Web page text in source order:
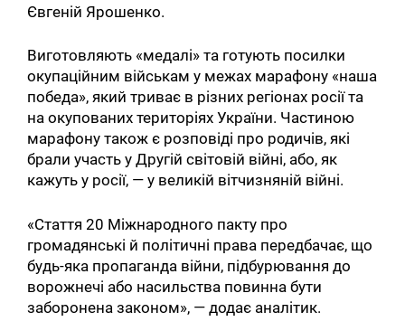
Євгеній Ярошенко.
Виготовляють «медалі» та готують посилки
окупаційним військам у межах марафону «наша
победа», який триває в різних регіонах росії та
на окупованих територіях України. Частиною
марафону також є розповіді про родичів, які
брали участь у Другій світовій війні, або, як
кажуть у росії, — у великій вітчизняній війні.
«Стаття 20 Міжнародного пакту про
громадянські й політичні права передбачає, що
будь-яка пропаганда війни, підбурювання до
ворожнечі або насильства повинна бути
заборонена законом», — додає аналітик.